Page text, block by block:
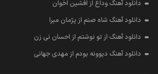
دانلود آهنگ وداع از افشين اخوان
دانلود آهنگ شاه صنم از پژمان مبرا
دانلود آهنگ از تو نوشتم از احسان نی زن
دانلود آهنگ دیوونه بودم از مهدی جهانی